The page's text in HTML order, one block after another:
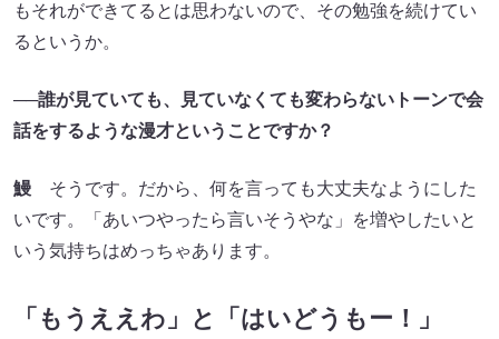
もそれができてるとは思わないので、その勉強を続けてい
るというか。
──誰が見ていても、見ていなくても変わらないトーンで会
話をするような漫才ということですか？
鰻 そうです。だから、何を言っても大丈夫なようにした
いです。「あいつやったら言いそうやな」を増やしたいと
いう気持ちはめっちゃあります。
「もうええわ」と「はいどうもー！」